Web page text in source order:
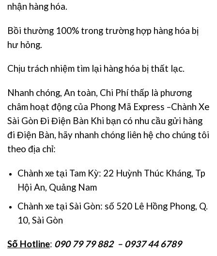
nhận hàng hóa.
Bồi thường 100% trong trường hợp hàng hóa bị
hư hỏng.
Chịu trách nhiệm tìm lại hàng hóa bị thất lạc.
Nhanh chóng, An toàn, Chi Phí thấp là phương
châm hoạt động của Phong Mã Express –Chành Xe
Sài Gòn Đi Điện Bàn Khi bạn có nhu cầu gửi hàng
đi Điện Bàn, hãy nhanh chóng liên hệ cho chúng tôi
theo địa chỉ:
Chành xe tại Tam Kỳ: 22 Huỳnh Thúc Kháng, Tp
Hội An, Quảng Nam
Chành xe tại Sài Gòn: số 520 Lê Hồng Phong, Q.
10, Sài Gòn
Số Hotline: 090 79 79 882 – 0937 44 6789